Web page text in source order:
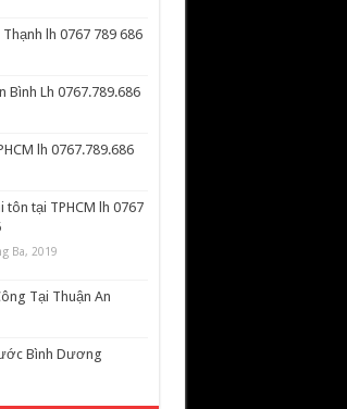
lh 0767 789 686
Bình Lh 0767.789.686
lh 0767.789.686
tôn tại TPHCM lh 0767
Ba, 2019
Tại Thuận An
Bình Dương